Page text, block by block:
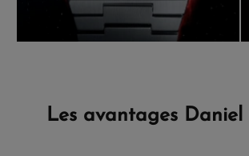
Les avantages Daniel